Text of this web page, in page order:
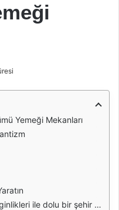
Yemeği Mekanları
boğaz manzaralı mekanları veya lüks otel restoranları arasında tercih yapabilirsiniz. Bu mekanlar, hem lezzetli yemekleri hem de büyüleyici manzaraları ile unutulmaz bir deneyim sunuyor.